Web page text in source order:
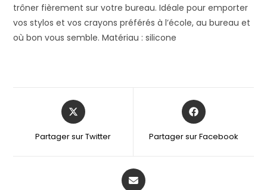
trôner fièrement sur votre bureau. Idéale pour emporter
vos stylos et vos crayons préférés à l’école, au bureau et
où bon vous semble. Matériau : silicone
Partager sur Twitter Partager sur Facebook